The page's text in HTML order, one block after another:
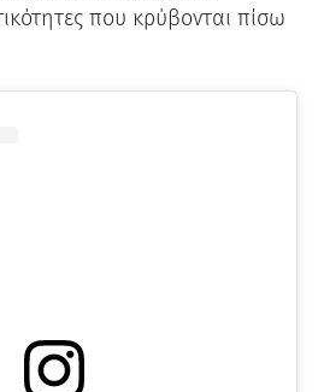
που κρύβονται πίσω